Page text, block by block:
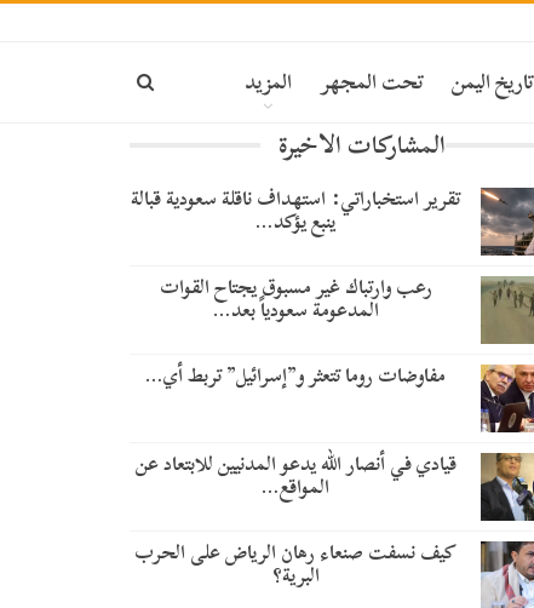
تاريخ اليمن تحت المجهر المزيد
المشاركات الاخيرة
تقرير استخباراتي: استهداف ناقلة سعودية قبالة
ينبع يؤكد…
رعب وارتباك غير مسبوق يجتاح القوات
المدعومة سعودياً بعد…
مفاوضات روما تتعثر و”إسرائيل” تربط أي…
قيادي في أنصار الله يدعو المدنيين للابتعاد عن
المواقع…
كيف نسفت صنعاء رهان الرياض على الحرب
البرية؟